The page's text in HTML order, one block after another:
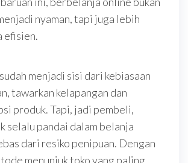
nyaman, tapi juga lebih
efisien.
menjadi sisi dari kebiasaan
tawarkan kelapangan dan
produk. Tapi, jadi pembeli,
selalu pandai dalam belanja
dari resiko penipuan. Dengan
menunjuk toko yang paling